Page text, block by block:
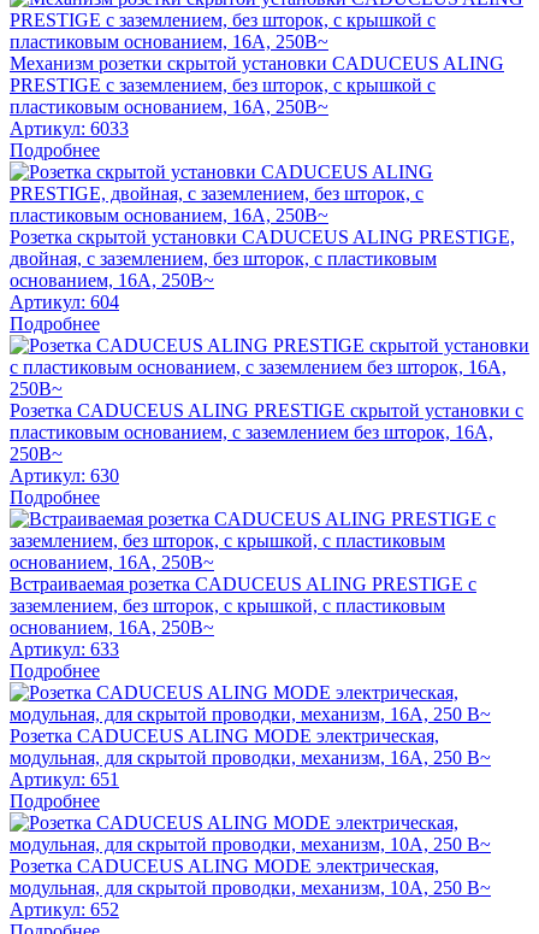
Механизм розетки скрытой установки CADUCEUS ALING
PRESTIGE с заземлением, без шторок, с крышкой с
пластиковым основанием, 16А, 250В~
Артикул: 6033
Подробнее
Розетка скрытой установки CADUCEUS ALING PRESTIGE,
двойная, с заземлением, без шторок, с пластиковым
основанием, 16А, 250В~
Артикул: 604
Подробнее
Розетка CADUCEUS ALING PRESTIGE скрытой установки с
пластиковым основанием, с заземлением без шторок, 16А,
250В~
Артикул: 630
Подробнее
Встраиваемая розетка CADUCEUS ALING PRESTIGE с
заземлением, без шторок, с крышкой, с пластиковым
основанием, 16А, 250В~
Артикул: 633
Подробнее
Розетка CADUCEUS ALING MODE электрическая,
модульная, для скрытой проводки, механизм, 16А, 250 В~
Артикул: 651
Подробнее
Розетка CADUCEUS ALING MODE электрическая,
модульная, для скрытой проводки, механизм, 10А, 250 В~
Артикул: 652